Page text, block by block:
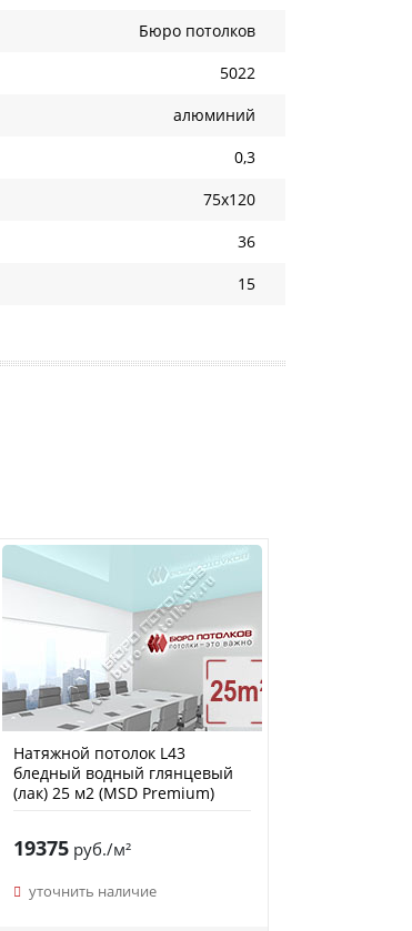
Бюро потолков
5022
алюминий
0,3
75х120
36
15
Натяжной потолок L43
бледный водный глянцевый
(лак) 25 м2 (MSD Premium)
19375руб./м²
уточнить наличие